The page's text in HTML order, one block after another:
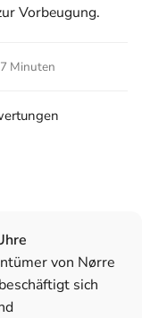
Vorbeugung.
Minuten
von Nørre
sich